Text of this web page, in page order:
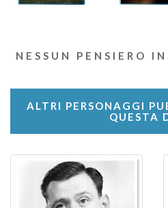
NESSUN PENSIERO
ALTRI PERSONAGGI
QUESTA